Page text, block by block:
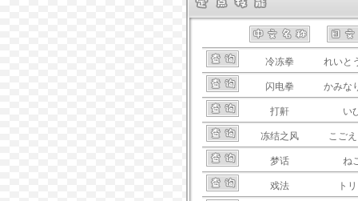
冷冻拳 れいと
闪电拳 かみな
打鼾 い
冻结之风 こご
梦话 ね
戏法 ト